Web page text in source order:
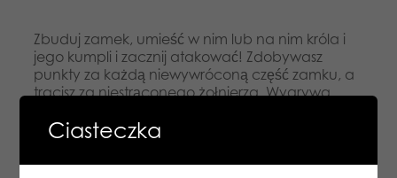
Zbuduj zamek, umieść w nim lub na nim króla i
jego kumpli i zacznij atakować! Zdobywasz
punkty za każdą niewywróconą część zamku, a
tracisz za niestrąconego żołnierza. Wygrywa
Najwyższej jakości wykonanie.
Ciasteczka